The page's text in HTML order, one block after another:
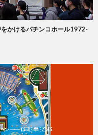
かけるパチンコホール1972-